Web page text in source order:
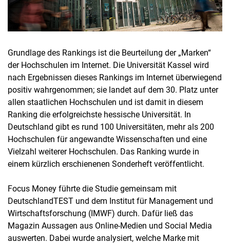
Grundlage des Rankings ist die Beurteilung der „Marken“
der Hochschulen im Internet. Die Universität Kassel wird
nach Ergebnissen dieses Rankings im Internet überwiegend
positiv wahrgenommen; sie landet auf dem 30. Platz unter
allen staatlichen Hochschulen und ist damit in diesem
Ranking die erfolgreichste hessische Universität. In
Deutschland gibt es rund 100 Universitäten, mehr als 200
Hochschulen für angewandte Wissenschaften und eine
Vielzahl weiterer Hochschulen. Das Ranking wurde in
einem kürzlich erschienenen Sonderheft veröffentlicht.
Focus Money führte die Studie gemeinsam mit
DeutschlandTEST und dem Institut für Management und
Wirtschaftsforschung (IMWF) durch. Dafür ließ das
Magazin Aussagen aus Online-Medien und Social Media
auswerten. Dabei wurde analysiert, welche Marke mit